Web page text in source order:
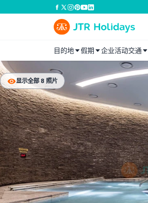
目的地 假期 企业活动交通
显示全部 8 照片